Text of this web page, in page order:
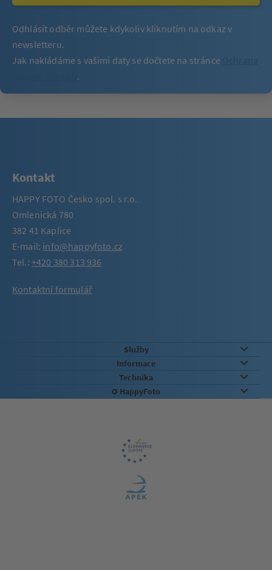
Odhlásit odběr můžete kdykoliv kliknutím na odkaz v
newsletteru.
Jak nakládáme s vašimi daty se dočtete na stránce
.
Kontakt
HAPPY FOTO Česko spol. s r.o.
Omlenická 780
382 41 Kaplice
E-mail: info@happyfoto.cz
Tel.: +420 380 313 936
Kontaktní formulář
Služby
Informace
Technika
O HappyFoto